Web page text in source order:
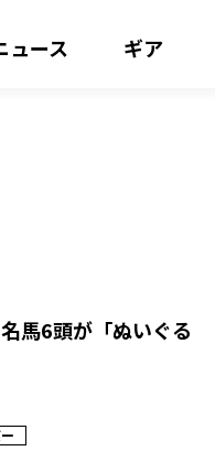
ュース ギア
馬6頭が「ぬいぐる